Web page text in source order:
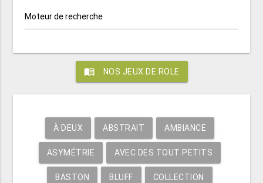
Moteur de recherche
menu_book NOS JEUX DE ROLE
À DEUX ABSTRAIT AMBIANCE
ASYMÉTRIE AVEC DES TOUT PETITS
BASTON BLUFF COLLECTION